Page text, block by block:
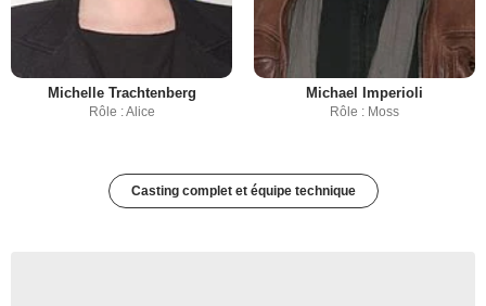
Michelle Trachtenberg
Rôle : Alice
Michael Imperioli
Rôle : Moss
Casting complet et équipe technique